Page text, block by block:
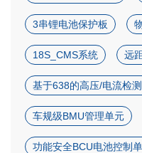
3串锂电池保护板
18S_CMS系统 远
基于638的高压/电流检
车规级BMU管理单元
功能安全BCU电池控制